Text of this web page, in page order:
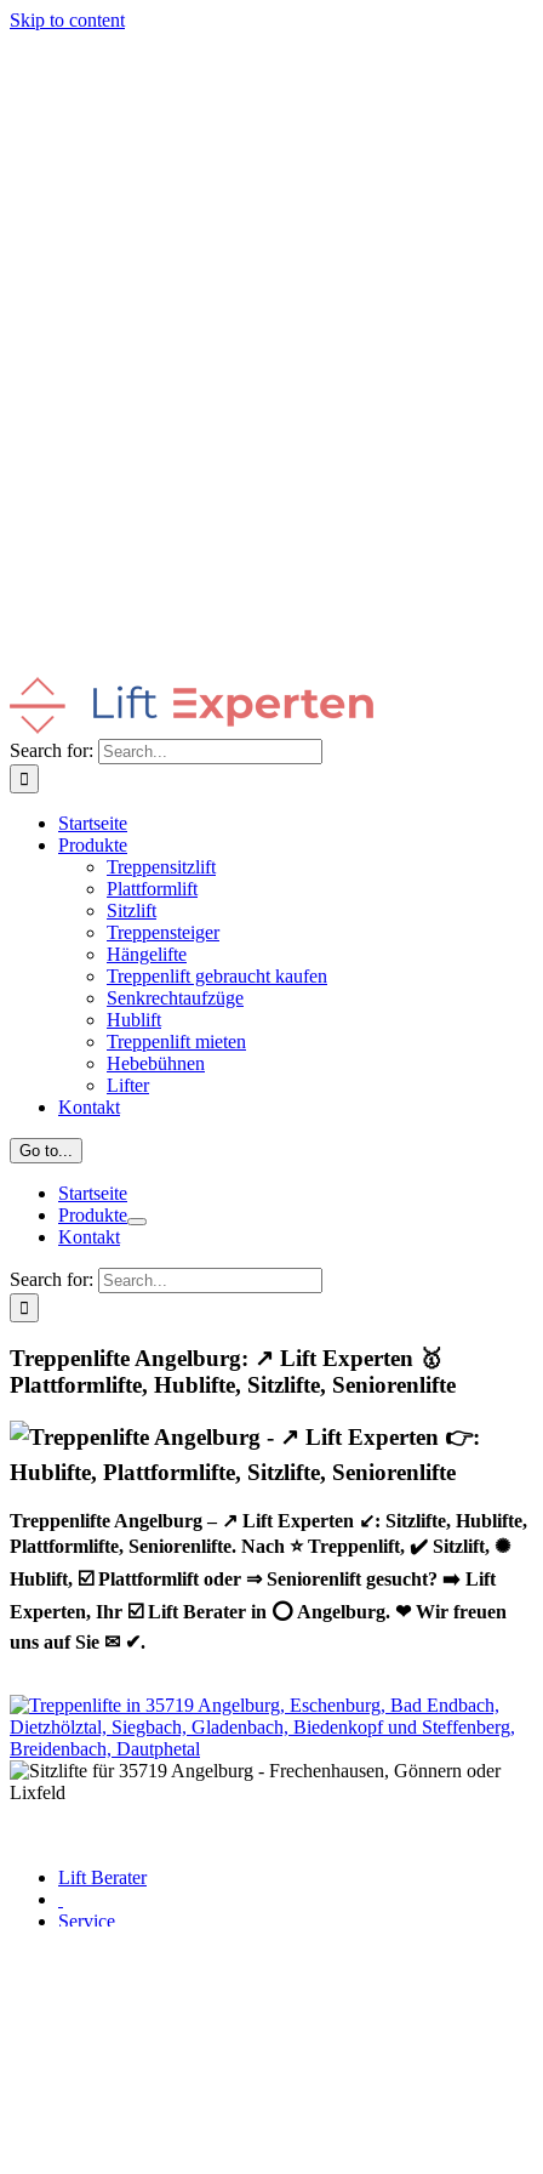
Skip to content
Search for:
Startseite
Produkte
Treppensitzlift
Plattformlift
Sitzlift
Treppensteiger
Hängelifte
Treppenlift gebraucht kaufen
Senkrechtaufzüge
Hublift
Treppenlift mieten
Hebebühnen
Lifter
Kontakt
Go to...
Startseite
Produkte
Kontakt
Search for:
Treppenlifte Angelburg: ↗️ Lift Experten 🥇
Plattformlifte, Hublifte, Sitzlifte, Seniorenlifte
Treppenlifte Angelburg – ↗️ Lift Experten ↙️: Sitzlifte, Hublifte,
Plattformlifte, Seniorenlifte. Nach ⭐ Treppenlift, ✔️ Sitzlift, ✺
Hublift, ☑️ Plattformlift oder ⇒ Seniorenlift gesucht? ➡️ Lift
Experten, Ihr ☑️ Lift Berater in ⭕ Angelburg. ❤ Wir freuen
uns auf Sie ✉ ✔.
Lift Berater
Service